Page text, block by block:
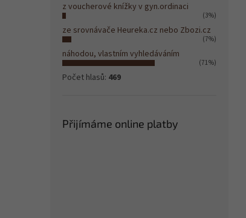
z voucherové knížky v gyn.ordinaci
(3%)
ze srovnávače Heureka.cz nebo Zbozi.cz
(7%)
náhodou, vlastním vyhledáváním
(71%)
Počet hlasů: 469
Přijímáme online platby